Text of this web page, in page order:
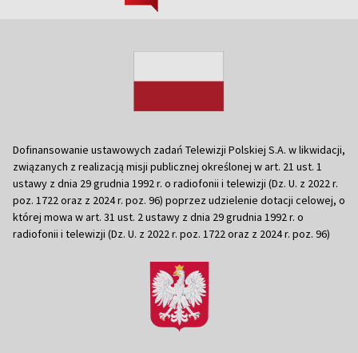
Dofinansowanie ustawowych zadań Telewizji Polskiej S.A. w likwidacji,
związanych z realizacją misji publicznej określonej w art. 21 ust. 1
ustawy z dnia 29 grudnia 1992 r. o radiofonii i telewizji (Dz. U. z 2022 r.
poz. 1722 oraz z 2024 r. poz. 96) poprzez udzielenie dotacji celowej, o
której mowa w art. 31 ust. 2 ustawy z dnia 29 grudnia 1992 r. o
radiofonii i telewizji (Dz. U. z 2022 r. poz. 1722 oraz z 2024 r. poz. 96)